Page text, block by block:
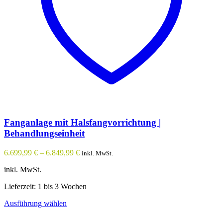
Fanganlage mit Halsfangvorrichtung |
Behandlungseinheit
6.699,99 € – 6.849,99 € inkl. MwSt.
inkl. MwSt.
Lieferzeit: 1 bis 3 Wochen
Ausführung wählen